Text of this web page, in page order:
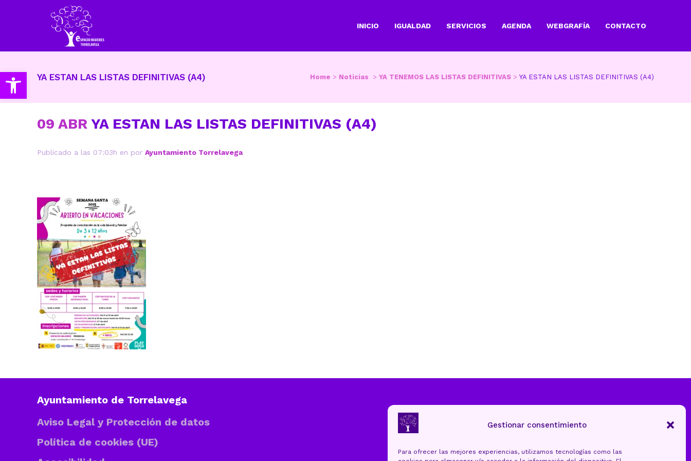
Abrir barra de herramientas
Gestionar consentimiento
Para ofrecer las mejores experiencias, utilizamos tecnologías como las
INICIO IGUALDAD SERVICIOS AGENDA WEBGRAFÍA CONTACTO
YA ESTAN LAS LISTAS DEFINITIVAS (A4) Home > Noticias > YA TENEMOS LAS LISTAS DEFINITIVAS > YA ESTAN LAS LISTAS DEFINITIVAS (A4)
09 ABR YA ESTAN LAS LISTAS DEFINITIVAS (A4)
Publicado a las 07:03h en por Ayuntamiento Torrelavega
Ayuntamiento de Torrelavega
Aviso Legal y Protección de datos
Política de cookies (UE)